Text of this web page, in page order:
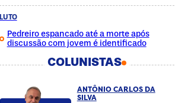
LUTO
Pedreiro espancado até a morte após
discussão com jovem é identificado
COLUNISTAS
ANTÔNIO CARLOS DA
SILVA